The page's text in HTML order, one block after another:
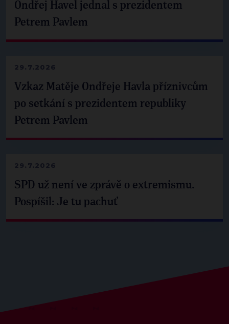
Ondřej Havel jednal s prezidentem
Petrem Pavlem
29.7.2026
Vzkaz Matěje Ondřeje Havla příznivcům
po setkání s prezidentem republiky
Petrem Pavlem
29.7.2026
SPD už není ve zprávě o extremismu.
Pospíšil: Je tu pachuť